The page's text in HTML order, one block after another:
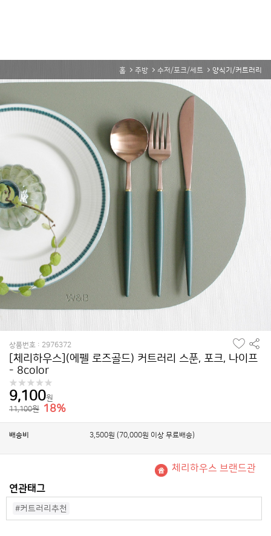
홈 주방 수저/포크/세트 양식기/커트러리
상품번호 : 2976372
[체리하우스](에펠 로즈골드) 커트러리 스푼, 포크, 나이프
- 8color
9,100원
11,100원 18%
찜
하
기
공
배송비 3,500원 (70,000원 이상 무료배송)
체리하우스 브랜드관
연관태그
#커트러리추천